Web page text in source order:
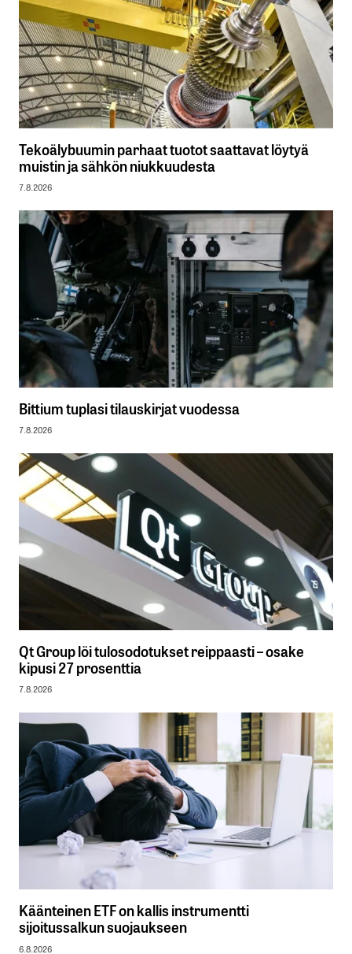
Tekoälybuumin parhaat tuotot saattavat löytyä
muistin ja sähkön niukkuudesta
7.8.2026
Bittium tuplasi tilauskirjat vuodessa
7.8.2026
Qt Group löi tulosodotukset reippaasti – osake
kipusi 27 prosenttia
7.8.2026
Käänteinen ETF on kallis instrumentti
sijoitussalkun suojaukseen
6.8.2026